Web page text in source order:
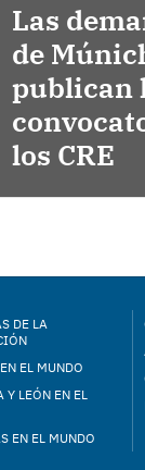
Las
de
publican
los CRE
DE LA
EL MUNDO
Y LEÓN EN EL
EN EL MUNDO